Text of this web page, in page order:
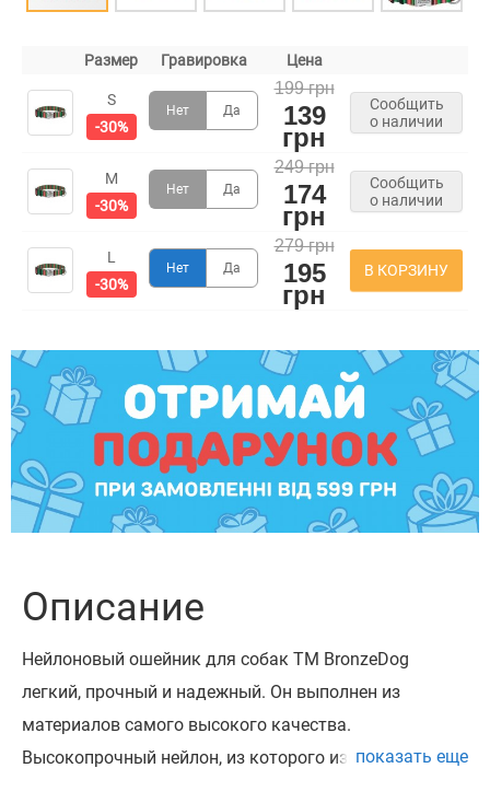
Размер Гравировка Цена
S
-30%
Нет Да
199 грн
139
грн
Сообщить
о наличии
M
-30%
Нет Да
249 грн
174
грн
Сообщить
о наличии
L
-30%
Нет Да
279 грн
195
грн
В КОРЗИНУ
Описание
Нейлоновый ошейник для собак ТМ BronzeDog
легкий, прочный и надежный. Он выполнен из
материалов самого высокого качества.
Высокопрочный нейлон, из которого изготовлен
показать еще